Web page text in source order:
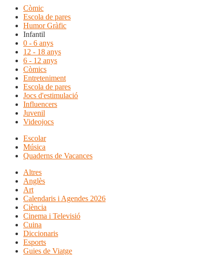
Còmic
Escola de pares
Humor Gràfic
Infantil
0 - 6 anys
12 - 18 anys
6 - 12 anys
Còmics
Entreteniment
Escola de pares
Jocs d'estimulació
Influencers
Juvenil
Videojocs
Escolar
Música
Quaderns de Vacances
Altres
Anglès
Art
Calendaris i Agendes 2026
Ciència
Cinema i Televisió
Cuina
Diccionaris
Esports
Guies de Viatge